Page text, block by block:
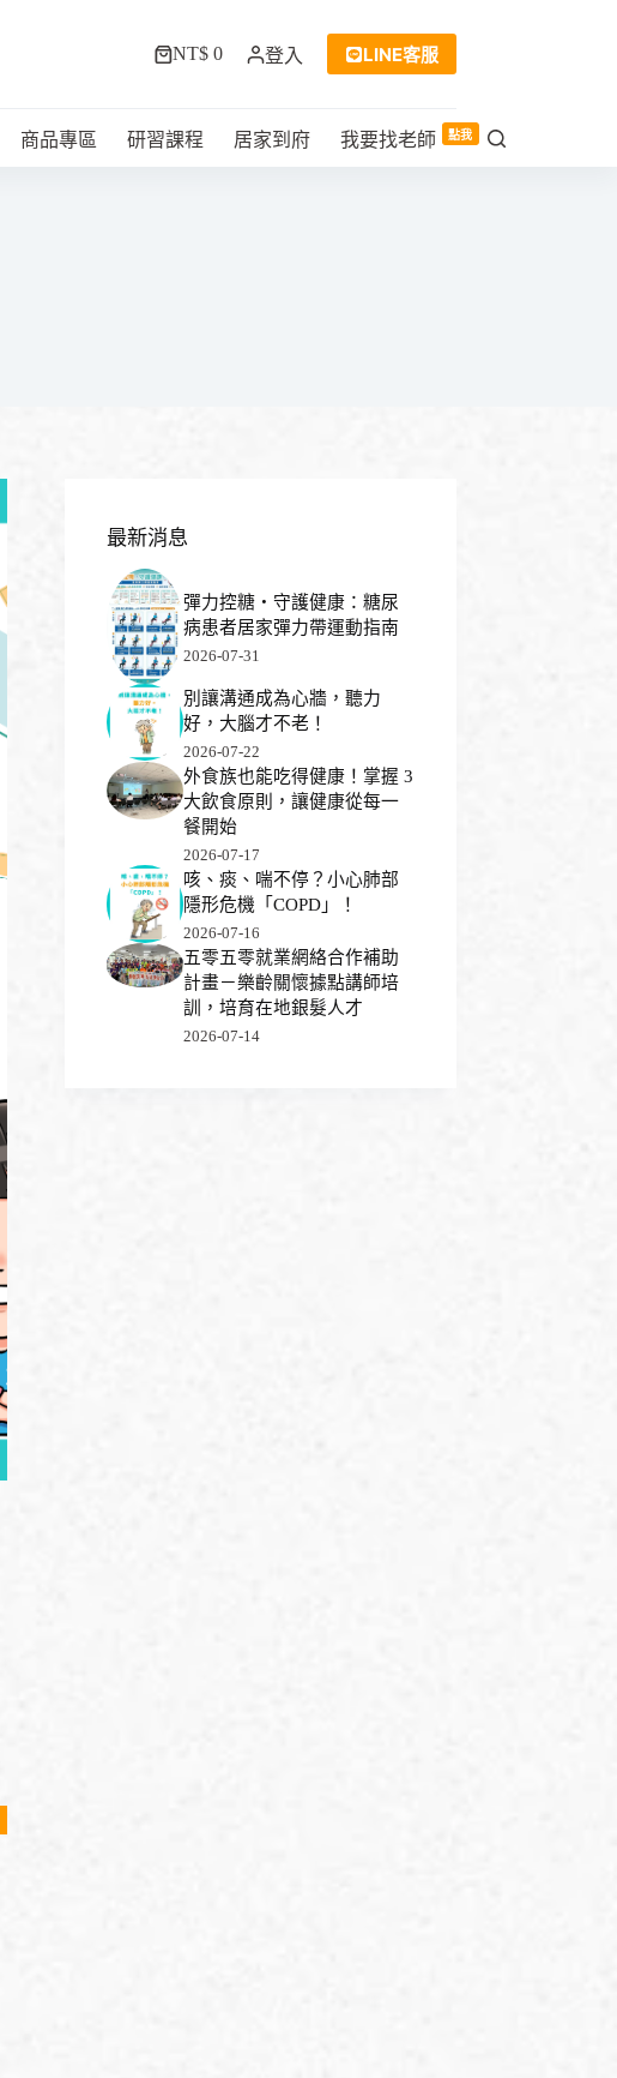
購
車
NT$0 登入 LINE客服
商品專區 研習課程 居家到府 我要找老師 點我
最新消息
彈力控糖・守護健康：糖尿
病患者居家彈力帶運動指南
2026-07-31
別讓溝通成為心牆，聽力
好，大腦才不老！
2026-07-22
外食族也能吃得健康！掌握 3
大飲食原則，讓健康從每一
餐開始
2026-07-17
咳、痰、喘不停？小心肺部
隱形危機「COPD」！
2026-07-16
五零五零就業網絡合作補助
計畫－樂齡關懷據點講師培
訓，培育在地銀髮人才
2026-07-14